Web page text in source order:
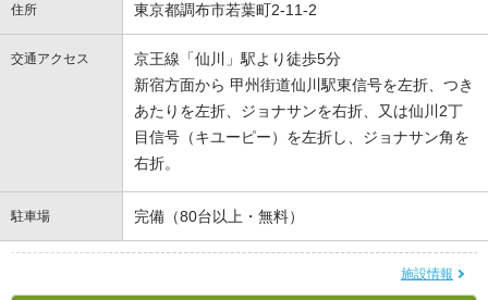
住所 東京都調布市若葉町2-11-2
交通アクセス
京王線「仙川」駅より徒歩5分
新宿方面から 甲州街道仙川駅東信号を左折、つき
あたりを左折、ジョナサンを右折、又は仙川2丁
目信号（キユーピー）を左折し、ジョナサン角を
右折。
駐車場 完備（80台以上・無料）
施設情報